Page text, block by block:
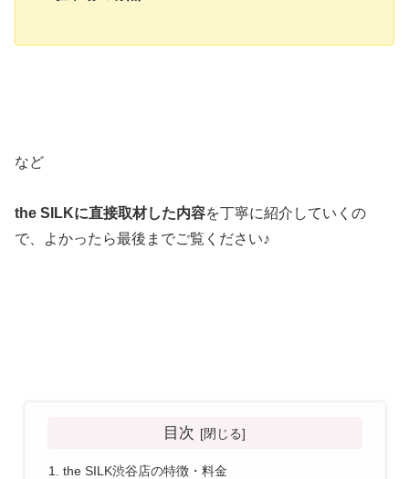
など
the SILKに直接取材した内容を丁寧に紹介していくの
で、よかったら最後までご覧ください♪
目次
the SILK渋谷店の特徴・料金